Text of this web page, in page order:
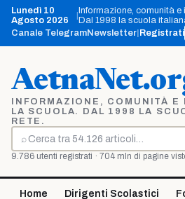
Vai
contenuto
Lunedì 10
Agosto 2026
Informazione, comunità
Dal 1998 la scuola
Canale TelegramNewsletter Registrati
INFORMAZIONE, COMUNITÀ
LA SCUOLA. DAL 1998 LA
RETE.
⌕
Cerca
9.786 utenti registrati · 704 mln di pagine
Home Dirigenti Scolastici